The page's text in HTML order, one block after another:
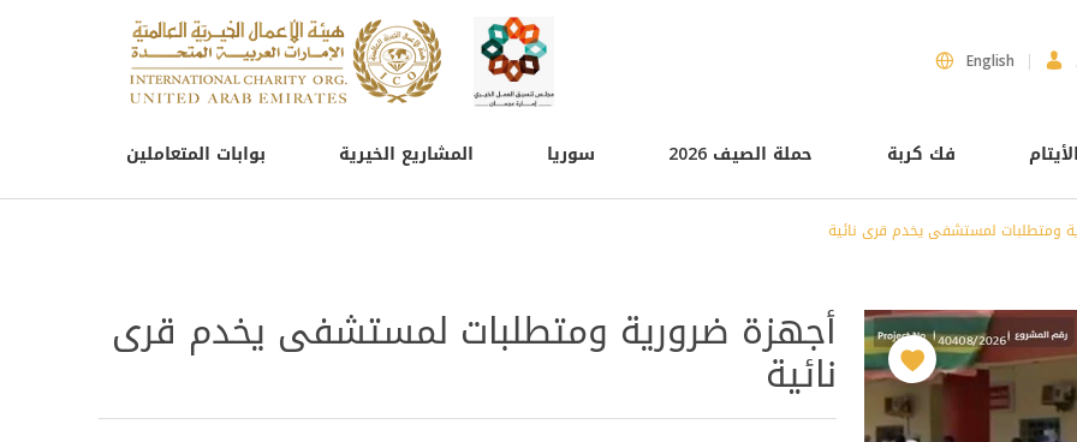
English
فك كربة حملة الصيف 2026 سوريا المشاريع الخيرية
ومتطلبات لمستشفى يخدم قرى نائية
أجهزة ضرورية ومتطلبات لمستشفى يخدم قرى
نائية